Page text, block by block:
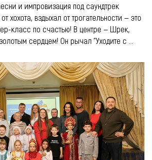
и импровизация под саундтрек
хохота, вздыхал от трогательности — это
класс по счастью! В центре — Шрек,
сердцем! Он рычал "Уходите с ...